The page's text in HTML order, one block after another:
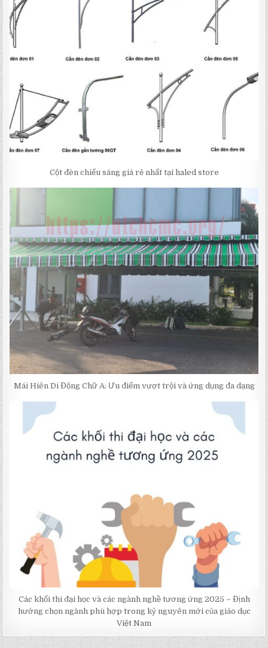
Cột đèn chiếu sáng giá rẻ nhất tại haled store
Mái Hiên Di Động Chữ A: Ưu điểm vượt trội và ứng dụng đa dạng
Các khối thi đại học và các ngành nghề tương ứng 2025 – Định
hướng chọn ngành phù hợp trong kỷ nguyên mới của giáo dục
Việt Nam